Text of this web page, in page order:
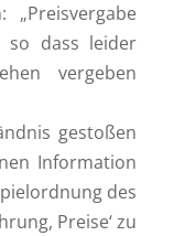
„Preisvergabe
so dass leider
vergeben
gestoßen
Information
des
Preise‘ zu